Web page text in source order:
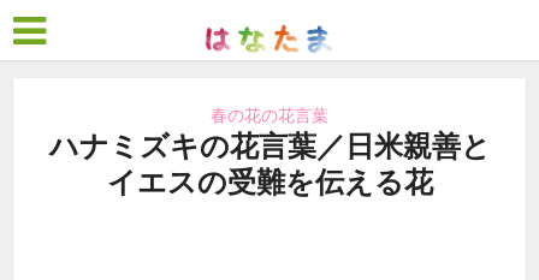
春の花の花言葉
ハナミズキの花言葉／日米親善と
イエスの受難を伝える花